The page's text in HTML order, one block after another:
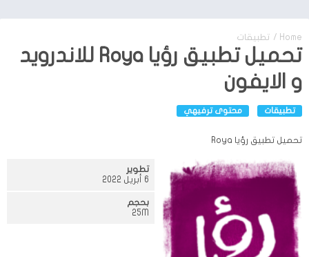
Home
/ تطبيقات
تحميل تطبيق رؤيا Roya للاندرويد
و الايفون
تطبيقات محتوى ترفيهي
تحميل تطبيق رؤيا Roya
تطوير
6 أبريل 2022
بحجم
25M